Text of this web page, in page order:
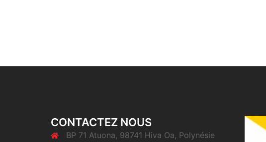
CONTACTEZ NOUS
BP 71 Atuona, 98741 Hiva Oa, Polynésie